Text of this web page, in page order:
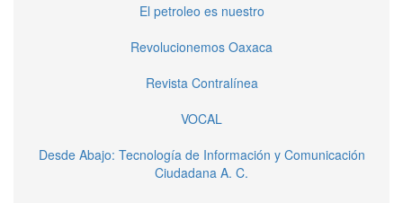
El petroleo es nuestro
Revolucionemos Oaxaca
Revista Contralínea
VOCAL
Desde Abajo: Tecnología de Información y Comunicación
Ciudadana A. C.